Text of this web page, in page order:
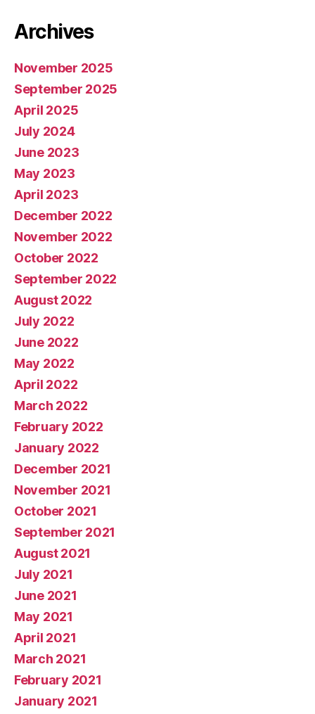
Archives
November 2025
September 2025
April 2025
July 2024
June 2023
May 2023
April 2023
December 2022
November 2022
October 2022
September 2022
August 2022
July 2022
June 2022
May 2022
April 2022
March 2022
February 2022
January 2022
December 2021
November 2021
October 2021
September 2021
August 2021
July 2021
June 2021
May 2021
April 2021
March 2021
February 2021
January 2021